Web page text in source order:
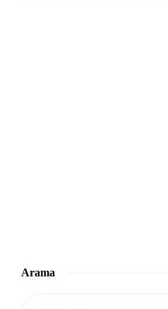
Arama